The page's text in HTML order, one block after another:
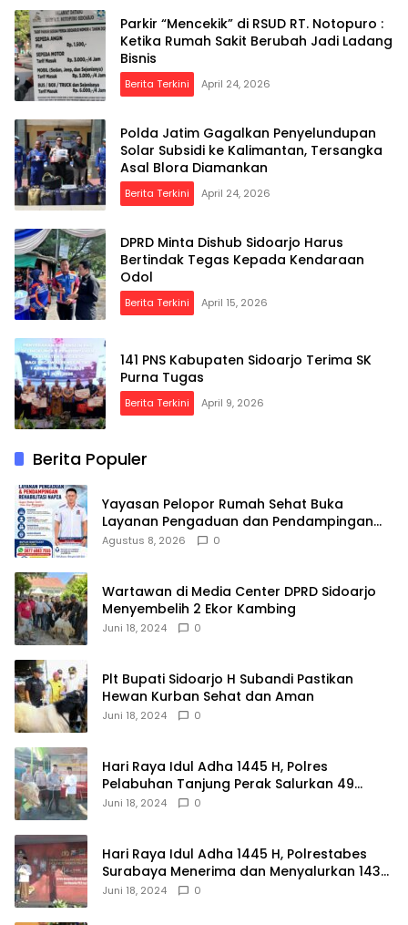
Parkir “Mencekik” di RSUD RT. Notopuro :
Ketika Rumah Sakit Berubah Jadi Ladang
Bisnis
Berita Terkini April 24, 2026
Polda Jatim Gagalkan Penyelundupan
Solar Subsidi ke Kalimantan, Tersangka
Asal Blora Diamankan
Berita Terkini April 24, 2026
DPRD Minta Dishub Sidoarjo Harus
Bertindak Tegas Kepada Kendaraan
Odol
Berita Terkini April 15, 2026
141 PNS Kabupaten Sidoarjo Terima SK
Purna Tugas
Berita Terkini April 9, 2026
Berita Populer
Yayasan Pelopor Rumah Sehat Buka
Layanan Pengaduan dan Pendampingan
Rehabilitasi NAPZA 24 Jam
Agustus 8, 2026 0
Wartawan di Media Center DPRD Sidoarjo
Menyembelih 2 Ekor Kambing
Juni 18, 2024 0
Plt Bupati Sidoarjo H Subandi Pastikan
Hewan Kurban Sehat dan Aman
Juni 18, 2024 0
Hari Raya Idul Adha 1445 H, Polres
Pelabuhan Tanjung Perak Salurkan 49
Hewan Korban.
Juni 18, 2024 0
Hari Raya Idul Adha 1445 H, Polrestabes
Surabaya Menerima dan Menyalurkan 143
Hewan Kurban
Juni 18, 2024 0